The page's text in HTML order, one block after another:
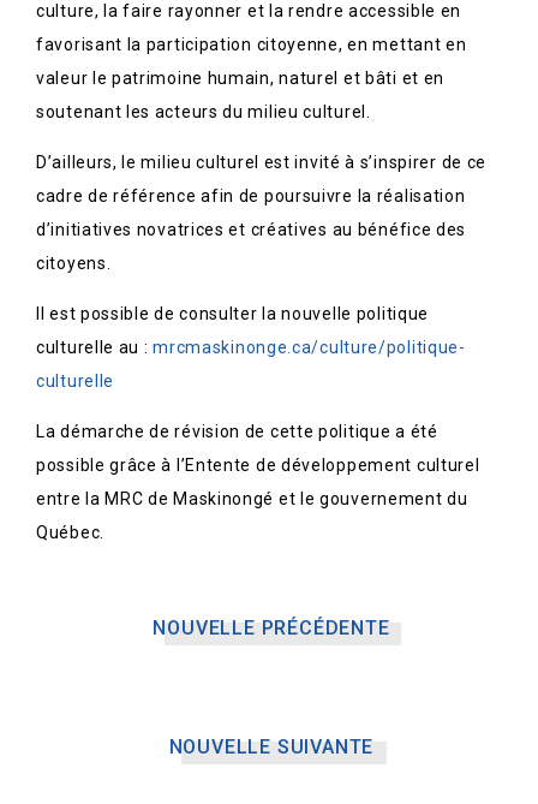
culture, la faire rayonner et la rendre accessible en
favorisant la participation citoyenne, en mettant en
valeur le patrimoine humain, naturel et bâti et en
soutenant les acteurs du milieu culturel.
D’ailleurs, le milieu culturel est invité à s’inspirer de ce
cadre de référence afin de poursuivre la réalisation
d’initiatives novatrices et créatives au bénéfice des
citoyens.
Il est possible de consulter la nouvelle politique
culturelle au :mrcmaskinonge.ca/culture/politique-
culturelle
La démarche de révision de cette politique a été
possible grâce à l’Entente de développement culturel
entre la MRC de Maskinongé et le gouvernement du
Québec.
NOUVELLE PRÉCÉDENTE
NOUVELLE SUIVANTE